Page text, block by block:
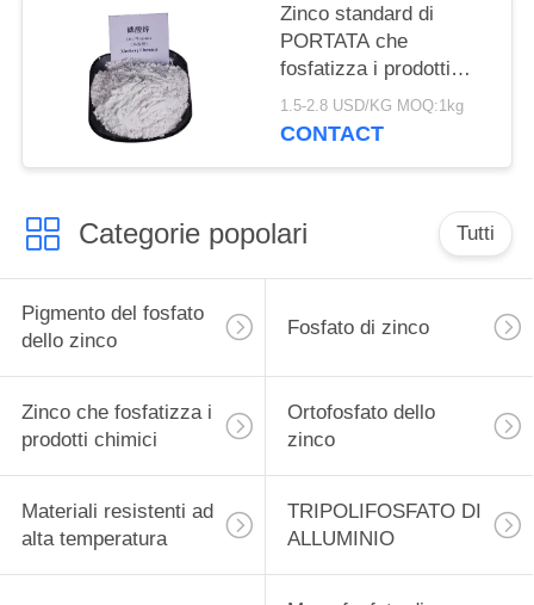
Zinco standard di
PORTATA che
fosfatizza i prodotti
chimici, inibitore di
corrosione del fosfato
1.5-2.8 USD/KG MOQ:1kg
CONTACT
Categorie popolari Tutti
Pigmento del fosfato
dello zinco
Fosfato di zinco
Zinco che fosfatizza i
prodotti chimici
Ortofosfato dello
zinco
Materiali resistenti ad
alta temperatura
TRIPOLIFOSFATO DI
ALLUMINIO